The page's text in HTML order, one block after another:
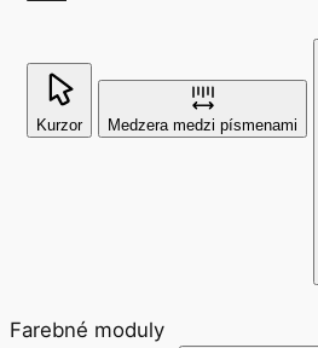
Kurzor Medzera medzi písmenami
Farebné moduly